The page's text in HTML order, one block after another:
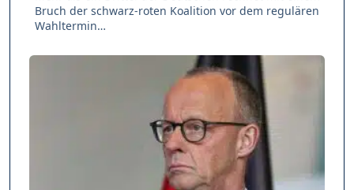
Bruch der schwarz-roten Koalition vor dem regulären
Wahltermin…